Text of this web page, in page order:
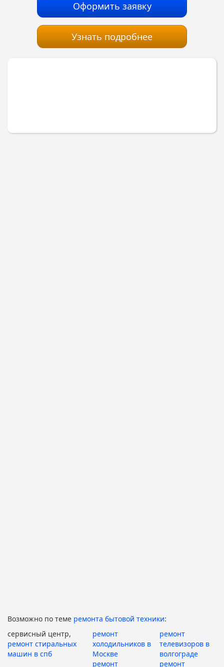
Оформить заявку
Узнать подробнее
Возможно по теме ремонта бытовой техники:
сервисный центр,
ремонт стиральных
машин в спб
ремонт
холодильников в
Москве
ремонт
телевизоров в
волгограде
ремонт ремонт